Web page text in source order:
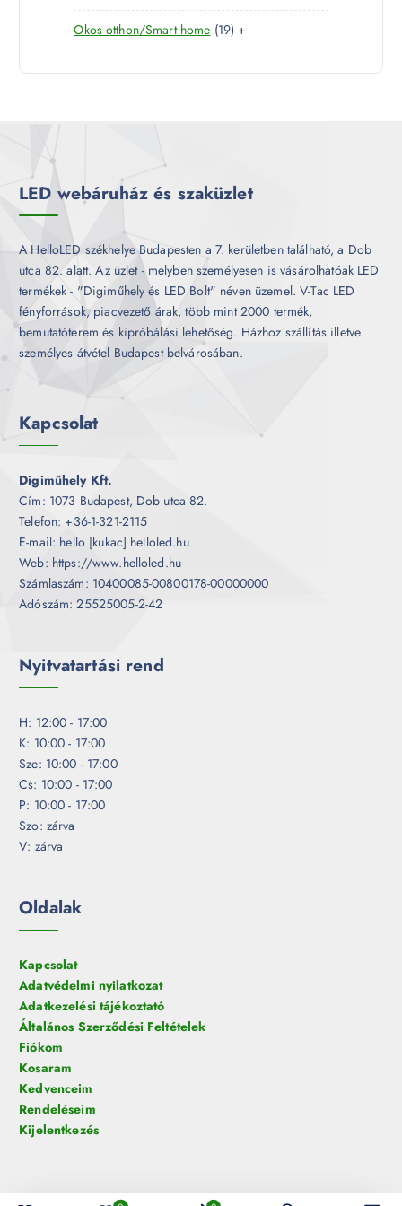
k
m
e
r
é
7
t
r
Okos otthon/Smart home 191
t
+
LED webáruház és szaküzlet
A HelloLED székhelye Budapesten a 7. kerületben található, a Dob
utca 82. alatt. Az üzlet - melyben személyesen is vásárolhatóak LED
termékek - "Digiműhely és LED Bolt" néven üzemel. V-Tac LED
fényforrások, piacvezető árak, több mint 2000 termék,
bemutatóterem és kipróbálási lehetőség. Házhoz szállítás illetve
személyes átvétel Budapest belvárosában.
Kapcsolat
Digiműhely Kft.
Cím: 1073 Budapest, Dob utca 82.
Telefon: +36-1-321-2115
E-mail: hello [kukac] helloled.hu
Web: https://www.helloled.hu
Számlaszám: 10400085-00800178-00000000
Adószám: 25525005-2-42
Nyitvatartási rend
H: 12:00 - 17:00
K: 10:00 - 17:00
Sze: 10:00 - 17:00
Cs: 10:00 - 17:00
P: 10:00 - 17:00
Szo: zárva
V: zárva
Oldalak
Kapcsolat
Adatvédelmi nyilatkozat
Adatkezelési tájékoztató
Általános Szerződési Feltételek
Fiókom
Kosaram
Kedvenceim
Rendeléseim
Kijelentkezés